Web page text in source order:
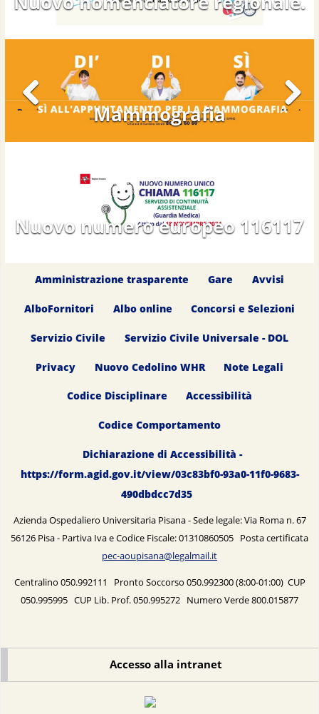
Mammografia
Previous Next
Nuovo numero europeo 116117
Amministrazione trasparente Gare Avvisi
AlboFornitori Albo online Concorsi e Selezioni
Servizio Civile Servizio Civile Universale - DOL
Privacy Nuovo Cedolino WHR Note Legali
Codice Disciplinare Accessibilità
Codice Comportamento
Dichiarazione di Accessibilità -
https://form.agid.gov.it/view/03c83bf0-93a0-11f0-9683-
490dbdcc7d35
Azienda Ospedaliero Universitaria Pisana - Sede legale: Via Roma n. 67
56126 Pisa - Partiva Iva e Codice Fiscale: 01310860505 Posta certificata
pec-aoupisana@legalmail.it
Centralino 050.992111 Pronto Soccorso 050.992300 (8:00-01:00) CUP
050.995995 CUP Lib. Prof. 050.995272 Numero Verde 800.015877
Accesso alla intranet